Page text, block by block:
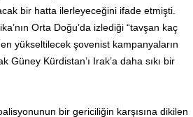
bir hatta ilerleyeceğini ifade etmişti.
Orta Doğu’da izlediği “tavşan kaç
yükseltilecek şovenist kampanyaların
Kürdistan’ı Irak’a daha sıkı bir
bir gericiliğin karşısına dikilen